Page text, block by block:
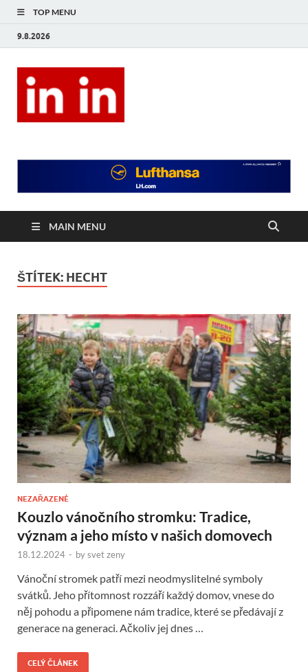
TOP MENU
9.8.2026
MAIN MENU
ŠTÍTEK: HECHT
NEZAŘAZENÉ
Kouzlo vánočního stromku: Tradice,
význam a jeho místo v našich domovech
18.12.2024 - bysvet zeny
Vánoční stromek patří mezi neodmyslitelné symboly
svátků. Jeho přítomnost rozzáří každý domov, vnese do
něj pohodu a připomene nám tradice, které se předávají z
generace na generaci. Ačkoliv jej dnes …
CELÝ ČLÁNEK